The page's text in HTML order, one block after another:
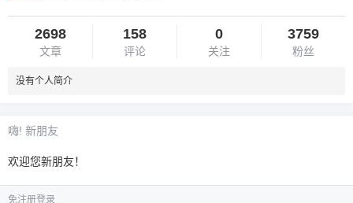
2698
文章
158
评论
0
关注
3759
粉丝
没有个人简介
嗨! 新朋友
欢迎您新朋友！
免注册登录